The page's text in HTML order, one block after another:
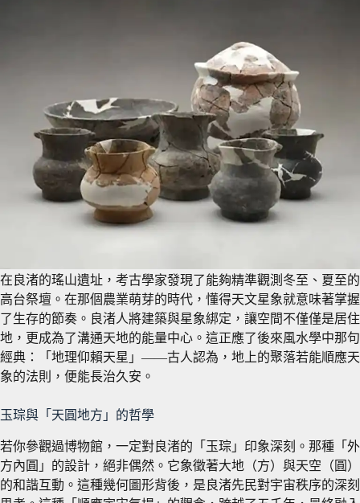
在良渚的瑤山遺址，考古學家發現了能夠精準觀測冬至、夏至的
高台祭壇。 在那個農業萌芽的時代，懂得天文星象就意味著掌握
了生存的節奏。良渚人將建築與星象綁定，讓空間不僅僅是居住
地，更成為了溝通天地的能量中心。 這正應了後來風水學中那句
經典：「地理仰賴天星」——古人認為，地上的聚落若能順應天
象的法則，便能長治久安。
玉琮與「天圓地方」的哲學
若你參觀過博物館，一定對良渚的「玉琮」印象深刻。那種「外
方內圓」的設計，絕非偶然。它象徵著大地（方）與天空（圓）
的和諧互動。 這種幾何圖形背後，是良渚先民對宇宙秩序的深刻